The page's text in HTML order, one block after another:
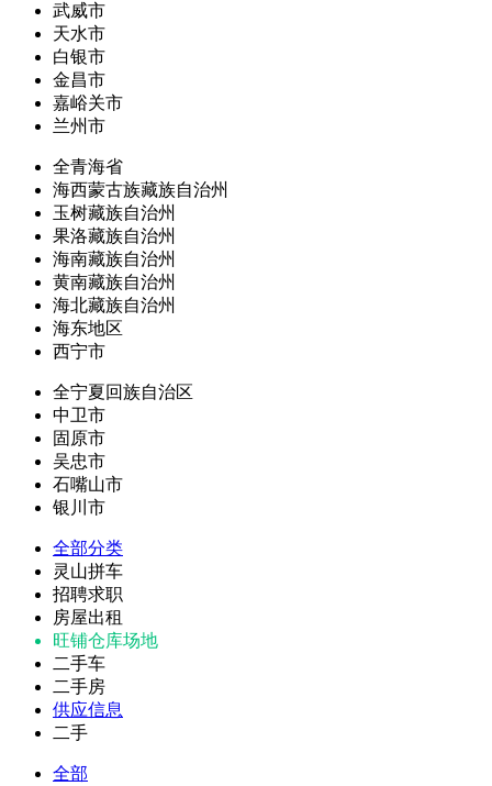
武威市
天水市
白银市
金昌市
嘉峪关市
兰州市
全青海省
海西蒙古族藏族自治州
玉树藏族自治州
果洛藏族自治州
海南藏族自治州
黄南藏族自治州
海北藏族自治州
海东地区
西宁市
全宁夏回族自治区
中卫市
固原市
吴忠市
石嘴山市
银川市
全部分类
灵山拼车
招聘求职
房屋出租
旺铺仓库场地
二手车
二手房
供应信息
二手
全部